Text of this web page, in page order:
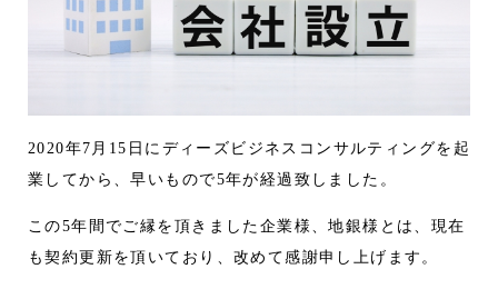
2020年7月15日にディーズビジネスコンサルティングを起
業してから、早いもので5年が経過致しました。
この5年間でご縁を頂きました企業様、地銀様とは、現在
も契約更新を頂いており、改めて感謝申し上げます。